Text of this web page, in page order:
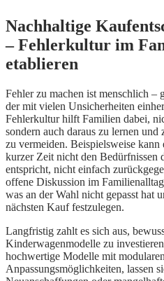
Nachhaltige
– Fehlerkultur im
etablieren
Fehler zu machen ist menschlich –
der mit vielen Unsicherheiten
Fehlerkultur hilft Familien dabei,
sondern auch daraus zu lernen
zu vermeiden. Beispielsweise
kurzer Zeit nicht den Bedürfnissen
entspricht, nicht einfach
offene Diskussion im
was an der Wahl nicht gepasst hat
nächsten Kauf festzulegen.
Langfristig zahlt es sich aus,
Kinderwagenmodelle zu
hochwertige Modelle mit
Anpassungsmöglichkeiten, lassen